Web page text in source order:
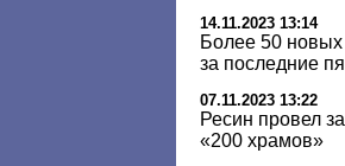
14.11.2023 13:14
Более 50
за последние
07.11.2023 13:22
Ресин провел
«200 храмов»